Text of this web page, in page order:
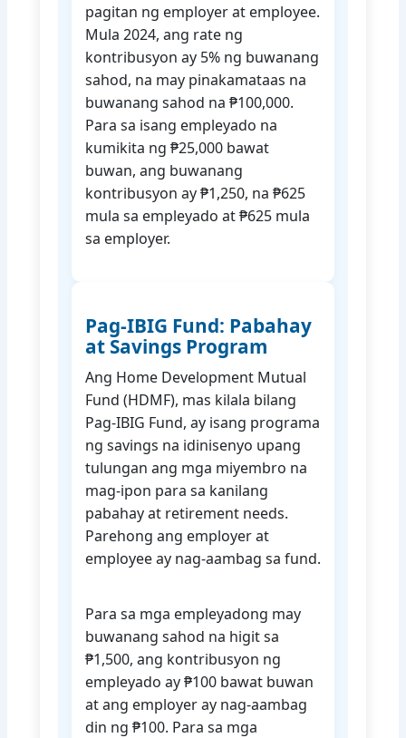
pagitan ng employer at employee.
Mula 2024, ang rate ng
kontribusyon ay 5% ng buwanang
sahod, na may pinakamataas na
buwanang sahod na ₱100,000.
Para sa isang empleyado na
kumikita ng ₱25,000 bawat
buwan, ang buwanang
kontribusyon ay ₱1,250, na ₱625
mula sa empleyado at ₱625 mula
sa employer.
Pag-IBIG Fund: Pabahay
at Savings Program
Ang Home Development Mutual
Fund (HDMF), mas kilala bilang
Pag-IBIG Fund, ay isang programa
ng savings na idinisenyo upang
tulungan ang mga miyembro na
mag-ipon para sa kanilang
pabahay at retirement needs.
Parehong ang employer at
employee ay nag-aambag sa fund.
Para sa mga empleyadong may
buwanang sahod na higit sa
₱1,500, ang kontribusyon ng
empleyado ay ₱100 bawat buwan
at ang employer ay nag-aambag
din ng ₱100. Para sa mga